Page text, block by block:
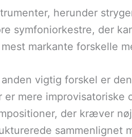
herunder
symfoniorkestre, der
markante forskelle
anden vigtig forskel er
er mere improvisatoriske
der kræver
sammenlignet